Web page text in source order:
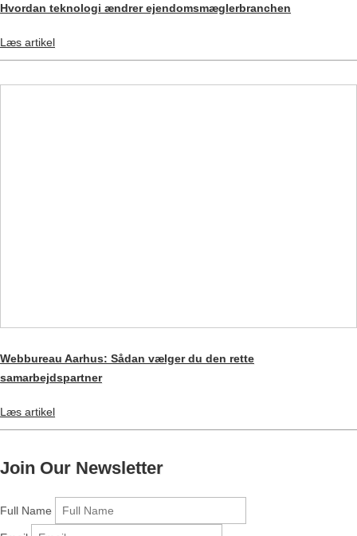
Hvordan teknologi ændrer ejendomsmæglerbranchen
Læs artikel
Webbureau Aarhus: Sådan vælger du den rette
samarbejdspartner
Læs artikel
Join Our Newsletter
Full Name